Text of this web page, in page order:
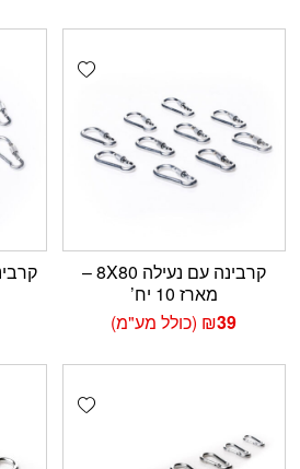
Add wishlist
קרבינה עם נעילה 8X80 –
מארז 10 יח’
₪39 (כולל מע"מ)
Add wishlist